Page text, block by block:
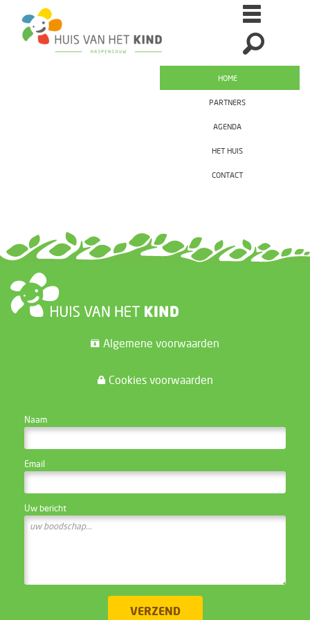
HOME
PARTNERS
AGENDA
HET HUIS
CONTACT
Algemene voorwaarden
Cookies voorwaarden
Naam
Email
Uw bericht
VERZEND